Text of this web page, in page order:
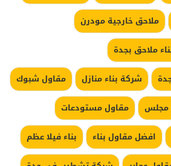
ملاحق خارجية مودرن
ملاحق بجدة
شركة بناء منازل
مقاول شبوك
مجلس
مقاول مستودعات
افضل مقاول بناء
بناء فيلا عظم